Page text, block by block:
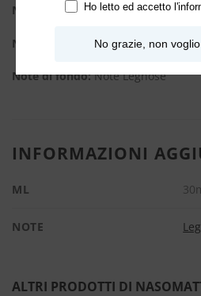
Note di testa:Note Terrose
Note di cuore: Note Verdi
Note di fondo:Note Legnose
INFORMAZIONI
ML
NOTE
ALTRI PRODOTTI DI
Ho letto ed accetto l'
No grazie, non